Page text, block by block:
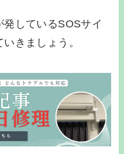
発しているSOSサイ
きましょう。